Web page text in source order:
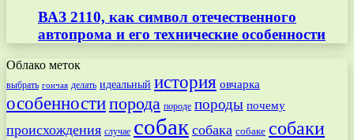
ВАЗ 2110, как символ отечественного
автопрома и его технические особенности
Облако меток
выбрать гончая делать идеальный история овчарка
особенностипорода породе породы почему
происхождения случае собак собака собаке собаки